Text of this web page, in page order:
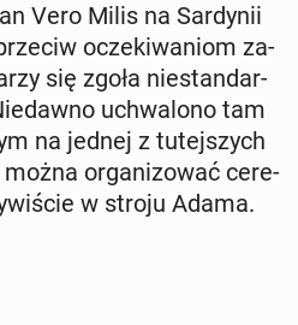
Vero Milis na Sar­dy­nii
ocze­ki­wa­niom za­
się zgoła nie­stan­dar­
uchwa­lo­no tam
na jednej z tu­tej­szych
or­ga­ni­zo­wać ce­re­
w stroju Adama.